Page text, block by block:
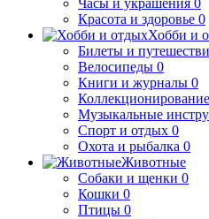
Часы и украшения 0
Красота и здоровье 0
Хобби и
Билеты и
Велосипеды 0
Книги и журналы 0
Коллекционирование
Музыкальные
Спорт и отдых 0
Охота и рыбалка 0
Животные
Собаки и щенки 0
Кошки 0
Птицы 0